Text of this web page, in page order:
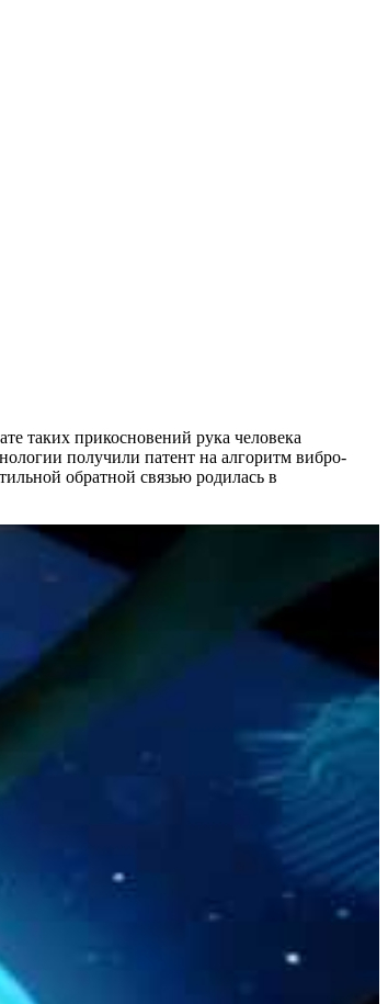
таких прикосновений рука человека
получили патент на алгоритм вибро-
обратной связью родилась в